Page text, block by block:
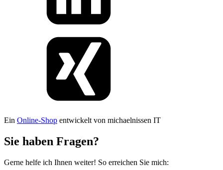
Ein Online-Shop entwickelt von michaelnissen IT
Sie haben Fragen?
Gerne helfe ich Ihnen weiter! So erreichen Sie mich: